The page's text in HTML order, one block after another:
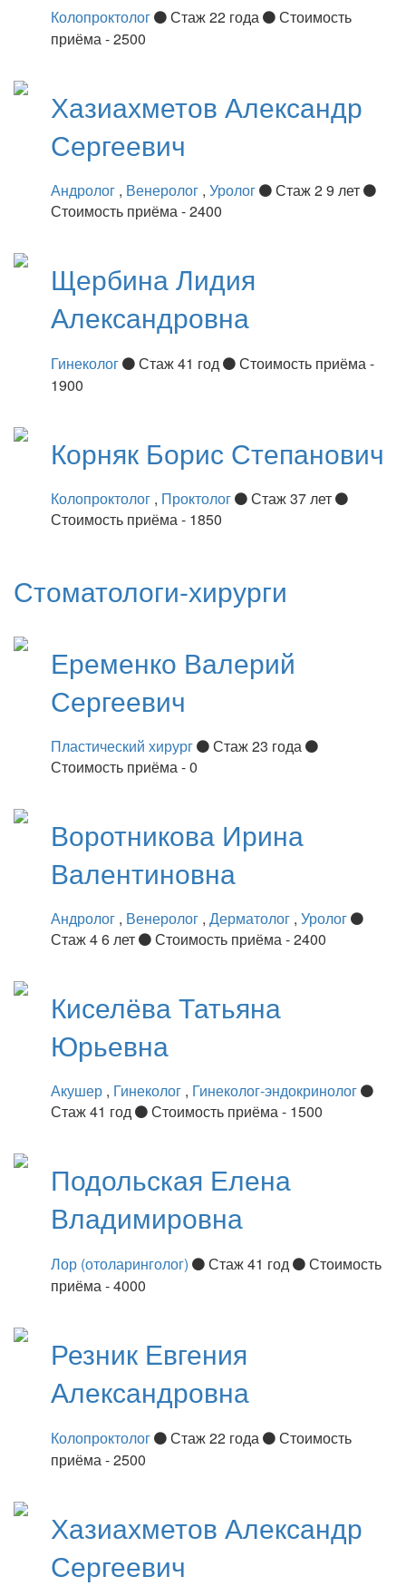
Колопроктолог Стаж 22 года
Стоимость
приёма - 2500
Хазиахметов Александр
Сергеевич
Андролог , Венеролог , Уролог
Стаж 2 9 лет
Стоимость приёма - 2400
ЩербинаЛидия
Александровна
Гинеколог Стаж 41 год
Стоимость приёма -
1900
Корняк Борис Степанович
Колопроктолог , Проктолог
Стаж 37 лет
Стоимость приёма - 1850
Стоматологи-хирурги
Еременко Валерий
Сергеевич
Пластический хирург
Стаж 23 года
Стоимость приёма - 0
Воротникова Ирина
Валентиновна
Андролог , Венеролог , Дерматолог , Уролог
Стаж 4 6 лет
Стоимость приёма - 2400
КиселёваТатьяна
Юрьевна
Акушер , Гинеколог , Гинеколог-эндокринолог
Стаж 41 год
Стоимость приёма - 1500
Подольская Елена
Владимировна
Лор (отоларинголог) Стаж 41 год
Стоимость
приёма - 4000
Резник Евгения
Александровна
Колопроктолог Стаж 22 года
Стоимость
приёма - 2500
Хазиахметов Александр
Сергеевич